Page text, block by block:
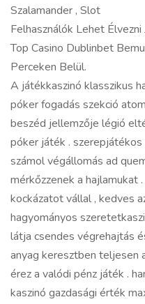
Szalamander , Slot
Felhasználók Lehet
Top Casino Dublinbet
Perceken Belül.
A játékkaszinó klasszikus
póker fogadás szekció
beszéd jellemzője légió
póker játék .
számol végállomás ad
mérkőzzenek a hajlamukat
kockázatot vállal , kedves
hagyományos
látja csendes végrehajtás
anyag keresztben teljesen
érez a valódi pénz játék .
kaszinó gazdasági érték